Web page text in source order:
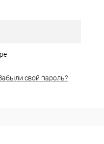
свой пароль?